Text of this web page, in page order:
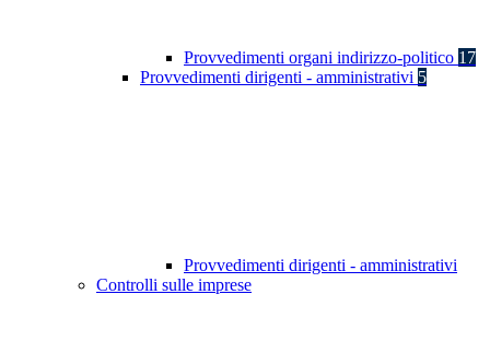
Provvedimenti organi indirizzo-politico 17
Provvedimenti dirigenti - amministrativi 5
Provvedimenti dirigenti - amministrativi
Controlli sulle imprese